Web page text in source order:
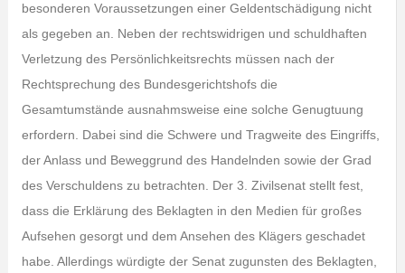
besonderen Voraussetzungen einer Geldentschädigung nicht
als gegeben an. Neben der rechtswidrigen und schuldhaften
Verletzung des Persönlichkeitsrechts müssen nach der
Rechtsprechung des Bundesgerichtshofs die
Gesamtumstände ausnahmsweise eine solche Genugtuung
erfordern. Dabei sind die Schwere und Tragweite des Eingriffs,
der Anlass und Beweggrund des Handelnden sowie der Grad
des Verschuldens zu betrachten. Der 3. Zivilsenat stellt fest,
dass die Erklärung des Beklagten in den Medien für großes
Aufsehen gesorgt und dem Ansehen des Klägers geschadet
habe. Allerdings würdigte der Senat zugunsten des Beklagten,